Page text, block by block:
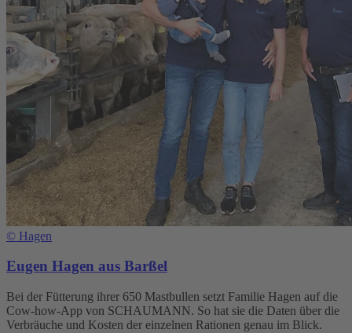
© Hagen
Eugen Hagen aus Barßel
Bei der Fütterung ihrer 650 Mastbullen setzt Familie Hagen auf die
Cow-how-App von SCHAUMANN. So hat sie die Daten über die
Verbräuche und Kosten der einzelnen Rationen genau im Blick.